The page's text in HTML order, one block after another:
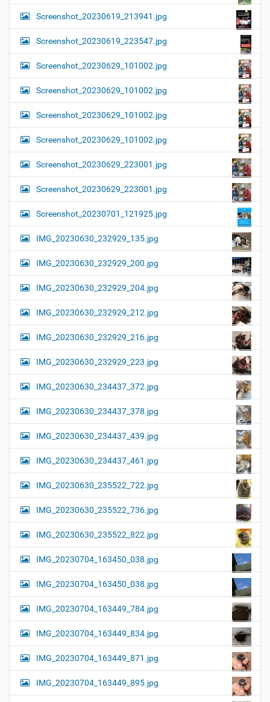
Screenshot_20230619_213941.jpg
Screenshot_20230619_223547.jpg
Screenshot_20230629_101002.jpg
Screenshot_20230629_101002.jpg
Screenshot_20230629_101002.jpg
Screenshot_20230629_101002.jpg
Screenshot_20230629_223001.jpg
Screenshot_20230629_223001.jpg
Screenshot_20230701_121925.jpg
IMG_20230630_232929_135.jpg
IMG_20230630_232929_200.jpg
IMG_20230630_232929_204.jpg
IMG_20230630_232929_212.jpg
IMG_20230630_232929_216.jpg
IMG_20230630_232929_223.jpg
IMG_20230630_234437_372.jpg
IMG_20230630_234437_378.jpg
IMG_20230630_234437_439.jpg
IMG_20230630_234437_461.jpg
IMG_20230630_235522_722.jpg
IMG_20230630_235522_736.jpg
IMG_20230630_235522_822.jpg
IMG_20230704_163450_038.jpg
IMG_20230704_163450_038.jpg
IMG_20230704_163449_784.jpg
IMG_20230704_163449_834.jpg
IMG_20230704_163449_871.jpg
IMG_20230704_163449_895.jpg